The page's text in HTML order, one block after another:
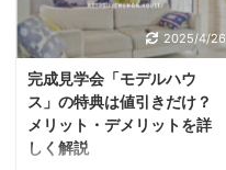
2025/4/26
完成見学会「モデルハウ
ス」の特典は値引きだけ？
メリット・デメリットを詳
しく解説